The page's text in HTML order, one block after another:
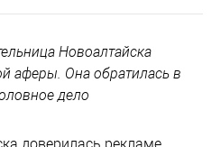
Новоалтайска
аферы. Она обратилась в
дело